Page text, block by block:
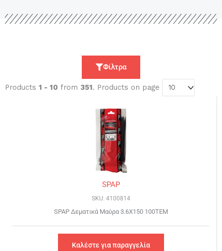
Φίλτρα
Products 1 - 10 from 351. Products on page
SPAP
SKU: 4100814
SPAP Δεματικά Μαύρα 3.6Χ150 100ΤΕΜ
Καλέστε για παραγγελία